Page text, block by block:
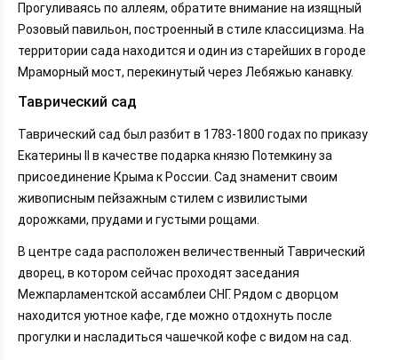
Прогуливаясь по аллеям, обратите внимание на изящный
Розовый павильон, построенный в стиле классицизма. На
территории сада находится и один из старейших в городе
Мраморный мост, перекинутый через Лебяжью канавку.
Таврический сад
Таврический сад был разбит в 1783-1800 годах по приказу
Екатерины II в качестве подарка князю Потемкину за
присоединение Крыма к России. Сад знаменит своим
живописным пейзажным стилем с извилистыми
дорожками, прудами и густыми рощами.
В центре сада расположен величественный Таврический
дворец, в котором сейчас проходят заседания
Межпарламентской ассамблеи СНГ. Рядом с дворцом
находится уютное кафе, где можно отдохнуть после
прогулки и насладиться чашечкой кофе с видом на сад.